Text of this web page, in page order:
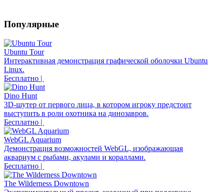
Популярные
Ubuntu Tour
Интерактивная демонстрация графической оболочки Ubuntu
Linux.
Бесплатно |
Dino Hunt
3D-шутер от первого лица, в котором игроку предстоит
выступить в роли охотника на динозавров.
Бесплатно |
WebGL Aquarium
Демонстрация возможностей WebGL, изображающая
аквариум с рыбами, акулами и кораллами.
Бесплатно |
The Wilderness Downtown